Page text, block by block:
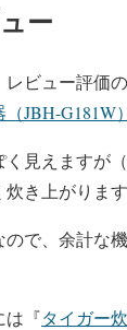
ー
ビュー評価
JBH-G181W）
く見えますが
き上がります
で、余計な
は 『タイガー